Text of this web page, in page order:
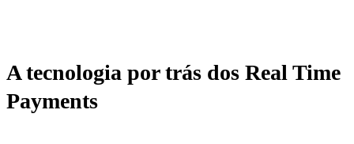
A tecnologia por trás dos Real Time
Payments